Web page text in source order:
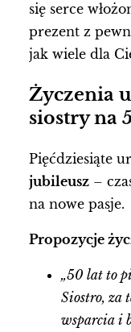
się serce
prezent z
jak wiele dla
Życzenia
siostry na
Pięćdziesiąte
jubileusz –
na nowe pasje.
Propozycje
„50 lat to
Siostro, za
wsparcia i